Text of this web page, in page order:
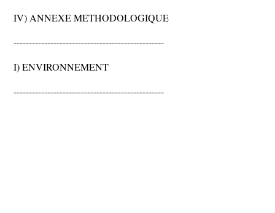
IV) ANNEXE METHODOLOGIQUE
-------------------------------------------------
I) ENVIRONNEMENT
-------------------------------------------------